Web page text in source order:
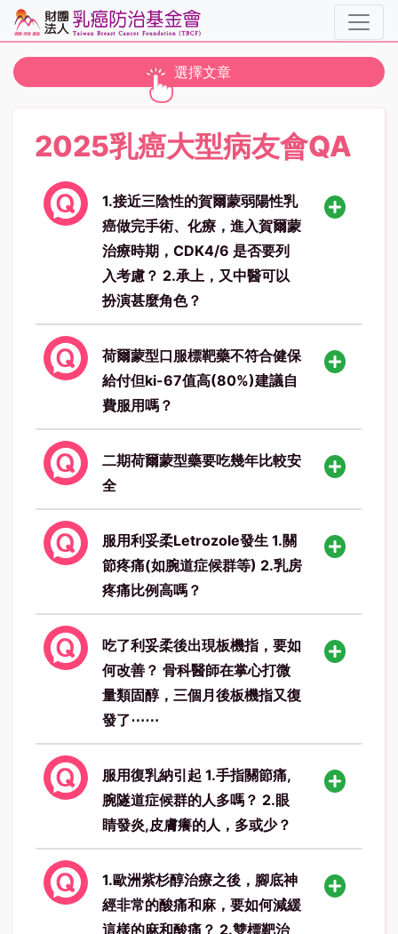
toggle navigation
選擇文章
2025乳癌大型病友會QA
1.接近三陰性的賀爾蒙弱陽性乳
癌做完手術、化療，進入賀爾蒙
治療時期，CDK4/6 是否要列
入考慮？ 2.承上，又中醫可以
扮演甚麼角色？
荷爾蒙型口服標靶藥不符合健保
給付但ki-67值高(80%)建議自
費服用嗎？
二期荷爾蒙型藥要吃幾年比較安
全
服用利妥柔Letrozole發生 1.關
節疼痛(如腕道症候群等) 2.乳房
疼痛比例高嗎？
吃了利妥柔後出現板機指，要如
何改善？ 骨科醫師在掌心打微
量類固醇，三個月後板機指又復
發了⋯⋯
服用復乳納引起 1.手指關節痛,
腕隧道症候群的人多嗎？ 2.眼
睛發炎,皮膚癢的人，多或少？
1.歐洲紫杉醇治療之後，腳底神
經非常的酸痛和麻，要如何減緩
這樣的麻和酸痛？ 2.雙標靶治